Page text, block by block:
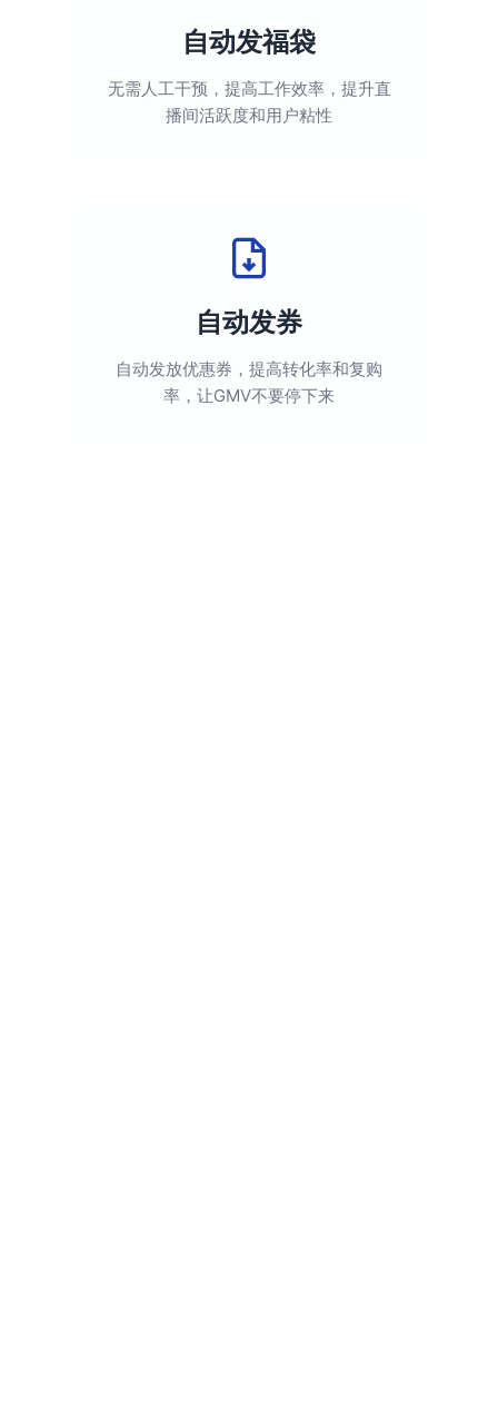
自动发福袋
无需人工干预，提高工作效率，提升直
播间活跃度和用户粘性
自动发券
自动发放优惠券，提高转化率和复购
率，让GMV不要停下来